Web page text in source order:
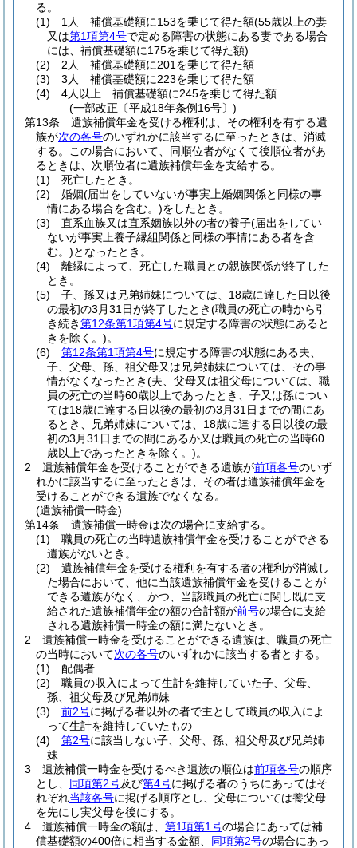
る。
(1)
1人 補償基礎額に153を乗じて得た額(55歳以上の妻
又は第1項第4号で定める障害の状態にある妻である場合
には、補償基礎額に175を乗じて得た額)
(2)
2人 補償基礎額に201を乗じて得た額
(3)
3人 補償基礎額に223を乗じて得た額
(4)
4人以上 補償基礎額に245を乗じて得た額
(一部改正〔平成18年条例16号〕)
第13条
遺族補償年金を受ける権利は、その権利を有する遺
族が次の各号のいずれかに該当するに至ったときは、消滅
する。
この場合において、同順位者がなくて後順位者があ
るときは、次順位者に遺族補償年金を支給する。
(1)
死亡したとき。
(2)
婚姻(届出をしていないが事実上婚姻関係と同様の事
情にある場合を含む。)をしたとき。
(3)
直系血族又は直系姻族以外の者の養子(届出をしてい
ないが事実上養子縁組関係と同様の事情にある者を含
む。)となったとき。
(4)
離縁によって、死亡した職員との親族関係が終了した
とき。
(5)
子、孫又は兄弟姉妹については、18歳に達した日以後
の最初の3月31日が終了したとき(職員の死亡の時から引
き続き第12条第1項第4号に規定する障害の状態にあると
きを除く。)。
(6)
第12条第1項第4号に規定する障害の状態にある夫、
子、父母、孫、祖父母又は兄弟姉妹については、その事
情がなくなったとき(夫、父母又は祖父母については、職
員の死亡の当時60歳以上であったとき、子又は孫につい
ては18歳に達する日以後の最初の3月31日までの間にあ
るとき、兄弟姉妹については、18歳に達する日以後の最
初の3月31日までの間にあるか又は職員の死亡の当時60
歳以上であったときを除く。)。
2
遺族補償年金を受けることができる遺族が前項各号のいず
れかに該当するに至ったときは、その者は遺族補償年金を
受けることができる遺族でなくなる。
(遺族補償一時金)
第14条
遺族補償一時金は次の場合に支給する。
(1)
職員の死亡の当時遺族補償年金を受けることができる
遺族がないとき。
(2)
遺族補償年金を受ける権利を有する者の権利が消滅し
た場合において、他に当該遺族補償年金を受けることが
できる遺族がなく、かつ、当該職員の死亡に関し既に支
給された遺族補償年金の額の合計額が前号の場合に支給
される遺族補償一時金の額に満たないとき。
2
遺族補償一時金を受けることができる遺族は、職員の死亡
の当時において次の各号のいずれかに該当する者とする。
(1)
配偶者
(2)
職員の収入によって生計を維持していた子、父母、
孫、祖父母及び兄弟姉妹
(3)
前2号に掲げる者以外の者で主として職員の収入によ
って生計を維持していたもの
(4)
第2号に該当しない子、父母、孫、祖父母及び兄弟姉
妹
3
遺族補償一時金を受けるべき遺族の順位は前項各号の順序
とし、 同項第2号及び第4号に掲げる者のうちにあってはそ
れぞれ当該各号に掲げる順序とし、父母については養父母
を先にし実父母を後にする。
4
遺族補償一時金の額は、 第1項第1号の場合にあっては補
償基礎額の400倍に相当する金額、 同項第2号の場合にあっ